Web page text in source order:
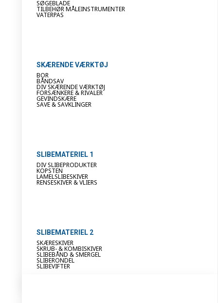
SØGEBLADE
TILBEHØR MÅLEINSTRUMENTER
VATERPAS
SKÆRENDE VÆRKTØJ
BOR
BÅNDSAV
DIV SKÆRENDE VÆRKTØJ
FORSÆNKERE & RIVALER
GEVINDSKÆRE
SAVE & SAVKLINGER
SLIBEMATERIEL 1
DIV SLIBEPRODUKTER
KOPSTEN
LAMELSLIBESKIVER
RENSESKIVER & VLIERS
SLIBEMATERIEL 2
SKÆRESKIVER
SKRUB- & KOMBISKIVER
SLIBEBÅND & SMERGEL
SLIBERONDEL
SLIBEVIFTER